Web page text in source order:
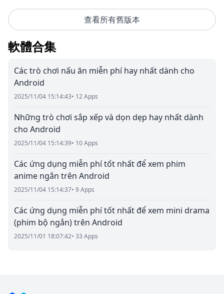
查看所有舊版本
軟體合集
Các trò chơi nấu ăn miễn phí hay nhất dành cho
Android
2025/11/04 15:14:43• 12 Apps
Những trò chơi sắp xếp và dọn dẹp hay nhất dành
cho Android
2025/11/04 15:14:39• 10 Apps
Các ứng dụng miễn phí tốt nhất để xem phim
anime ngắn trên Android
2025/11/04 15:14:37• 9 Apps
Các ứng dụng miễn phí tốt nhất để xem mini drama
(phim bộ ngắn) trên Android
2025/11/01 18:07:42• 33 Apps